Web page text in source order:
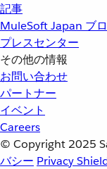
記事
MuleSoft Japan ブ
プレスセンター
その他の情報
お問い合わせ
パートナー
イベント
Careers
© Copyright 2025
バシー Privacy